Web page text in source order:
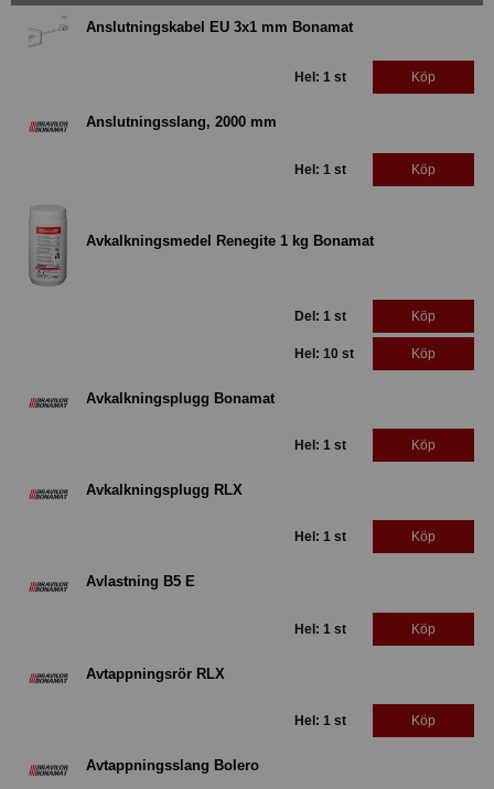
Anslutningskabel EU 3x1 mm Bonamat
Hel: 1 st Köp
Anslutningsslang, 2000 mm
Hel: 1 st Köp
Avkalkningsmedel Renegite 1 kg Bonamat
Del: 1 st Köp
Hel: 10 st Köp
Avkalkningsplugg Bonamat
Hel: 1 st Köp
Avkalkningsplugg RLX
Hel: 1 st Köp
Avlastning B5 E
Hel: 1 st Köp
Avtappningsrör RLX
Hel: 1 st Köp
Avtappningsslang Bolero